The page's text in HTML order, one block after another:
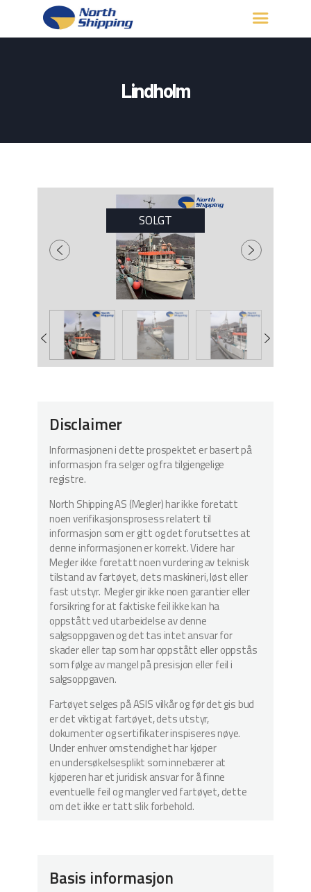
Lindholm
KONTAKT OSS
SOLGT
Disclaimer
Informasjonen i dette prospektet er basert på
informasjon fra selger og fra tilgjengelige
registre.
North Shipping AS (Megler) har ikke foretatt
noen verifikasjonsprosess relatert til
informasjon som er gitt og det forutsettes at
denne informasjonen er korrekt. Videre har
Megler ikke foretatt noen vurdering av teknisk
tilstand av fartøyet, dets maskineri, løst eller
fast utstyr. Megler gir ikke noen garantier eller
forsikring for at faktiske feil ikke kan ha
oppstått ved utarbeidelse av denne
salgsoppgaven og det tas intet ansvar for
skader eller tap som har oppstått eller oppstås
som følge av mangel på presisjon eller feil i
salgsoppgaven.
Fartøyet selges på ASIS vilkår og før det gis bud
er det viktig at fartøyet, dets utstyr,
dokumenter og sertifikater inspiseres nøye.
Under enhver omstendighet har kjøper
en undersøkelsesplikt som innebærer at
kjøperen har et juridisk ansvar for å finne
eventuelle feil og mangler ved fartøyet, dette
om det ikke er tatt slik forbehold.
Basis informasjon